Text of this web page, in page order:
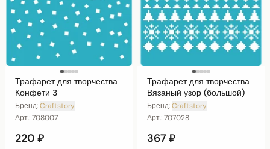
Трафарет для творчества
Конфети 3
Бренд:Craftstory
Арт.:708007
220 ₽
Трафарет для творчества
Вязаный узор (большой)
Бренд:Craftstory
Арт.:707028
367 ₽